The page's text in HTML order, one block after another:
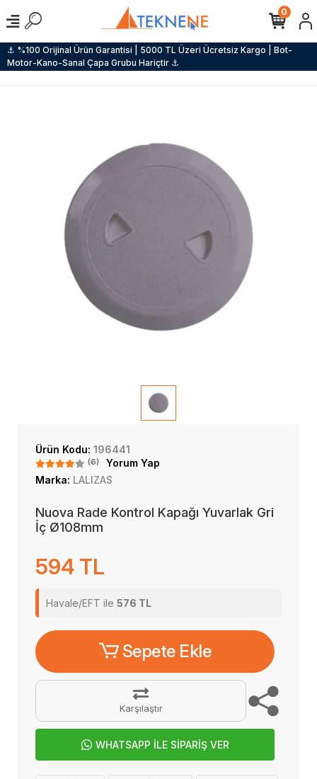
⚓ %100 Orijinal Ürün Garantisi | 5000 TL Üzeri Ücretsiz Kargo | Bot-
Motor-Kano-Sanal Çapa Grubu Hariçtir ⚓
0
Ürün Kodu: 196441
(6)
Yorum Yap
Marka: LALIZAS
Nuova Rade Kontrol Kapağı Yuvarlak Gri
İç Ø108mm
594 TL
Havale/EFT ile 576 TL
Sepete Ekle
Karşılaştır
WHATSAPP İLE SİPARİŞ VER